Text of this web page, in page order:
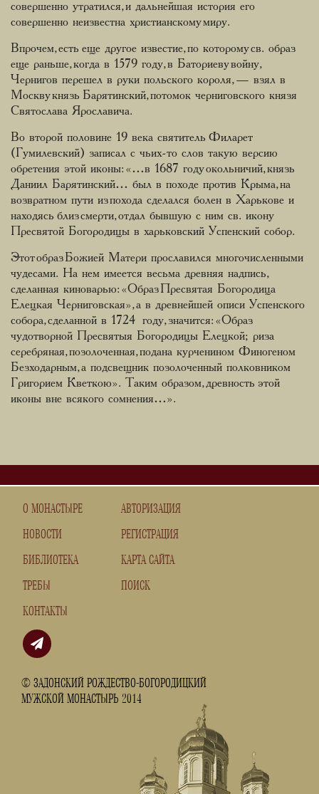
совершенно утратился, и дальнейшая история его
совершенно неизвестна христианскому миру.
Впрочем, есть еще другое известие, по которому св. образ
еще раньше, когда в 1579 году, в Баториеву войну,
Чернигов перешел в руки польского короля, — взял в
Москву князь Барятинский, потомок черниговского князя
Святослава Ярославича.
Во второй половине 19 века святитель Филарет
(Гумилевский) записал с чьих-то слов такую версию
обретения этой иконы: «…в 1687 году окольничий, князь
Даниил Барятинский… был в походе против Крыма, на
возвратном пути из похода сделался болен в Харькове и
находясь близ смерти, отдал бывшую с ним св. икону
Пресвятой Богородицы в харьковский Успенский собор.
Этот образ Божией Матери прославился многочисленными
чудесами. На нем имеется весьма древняя надпись,
сделанная киноварью: «Образ Пресвятая Богородица
Елецкая Черниговская», а в древнейшей описи Успенского
собора, сделанной в 1724 году, значится: «Образ
чудотворной Пресвятыя Богородицы Елецкой; риза
серебряная, позолоченная, подана курченином Финогеном
Безходарным, а подсвещник позолоченный полковником
Григорием Кветкою». Таким образом, древность этой
иконы вне всякого сомнения…».
О МОНАСТЫРЕ
НОВОСТИ
БИБЛИОТЕКА
ТРЕБЫ
КОНТАКТЫ
© ЗАДОНСКИЙ РОЖДЕСТВО-БОГОРОДИЦКИЙ
МУЖСКОЙ МОНАСТЫРЬ 2014
АВТОРИЗАЦИЯ
РЕГИСТРАЦИЯ
КАРТА САЙТА
ПОИСК